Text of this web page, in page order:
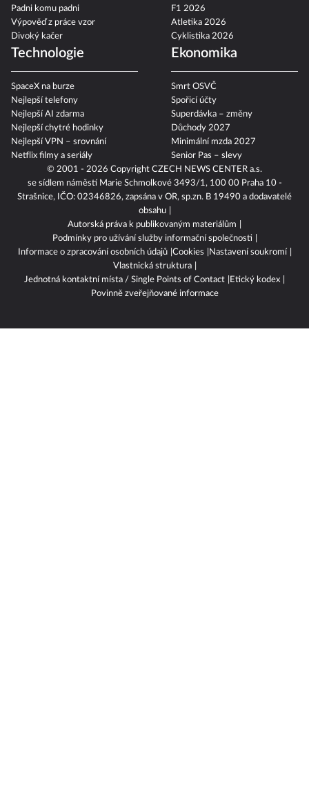
© 2001 - 2026 Copyright CZECH NEWS CENTER a.s.
se sídlem náměstí Marie Schmolkové 3493/1, 100 00 Praha 10 -
Strašnice, IČO: 02346826, zapsána v OR, sp.zn. B 19490 a dodavatelé
obsahu
Autorská práva k publikovaným materiálům
Podmínky pro užívání služby informační společnosti
Informace o zpracování osobních údajů Cookies
Nastavení soukromí
Vlastnická struktura
Jednotná kontaktní místa / Single Points of Contact
Etický kodex
Povinně zveřejňované informace
Padni komu padni
Výpověď z práce vzor
Divoký kačer
F1 2026
Atletika 2026
Cyklistika 2026
Technologie
SpaceX na burze
Nejlepší telefony
Nejlepší AI zdarma
Nejlepší chytré hodinky
Nejlepší VPN – srovnání
Netflix filmy a seriály
Ekonomika
Smrt OSVČ
Spořicí účty
Superdávka – změny
Důchody 2027
Minimální mzda 2027
Senior Pas – slevy